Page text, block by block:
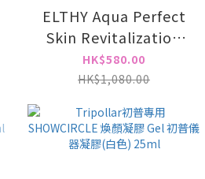
ELTHY Aqua Perfect
Skin Revitalization
Treatment 重量級水光
肌套裝
HK$580.00
HK$1,080.00